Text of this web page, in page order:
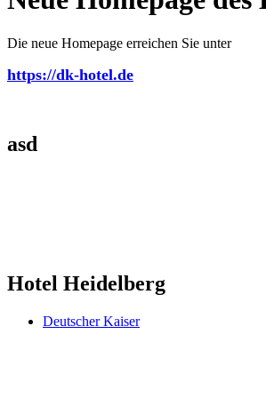
Die neue Homepage erreichen Sie unter
https://dk-hotel.de
asd
Hotel Heidelberg
Deutscher Kaiser